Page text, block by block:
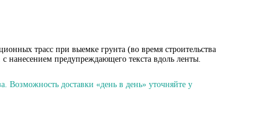
трасс при выемке грунта (во время строительства
нанесением предупреждающего текста вдоль ленты.
Возможность доставки «день в день» уточняйте у